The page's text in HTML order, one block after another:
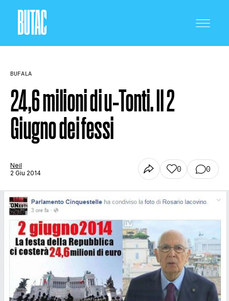
CRONACA E POLITICA
SCIENZA E TECNOLOGIA
SALUTE E MEDICINA
STORIA E CITAZIONI
INTRATTENIMENTO
BUFALA
24,6 milioni di u-Tonti. Il 2
Giugno dei fessi
Neil
2 Giu 2014
0 0